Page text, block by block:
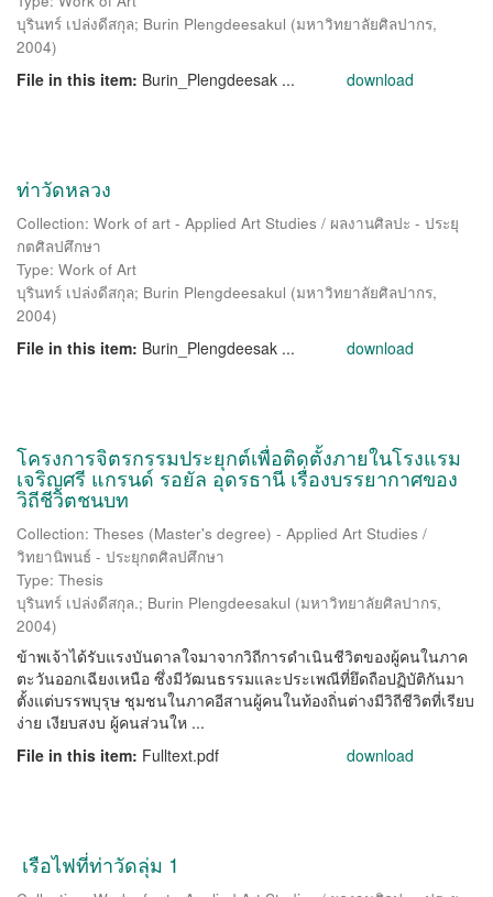
บุรินทร์ เปล่งดีสกุล; Burin Plengdeesakul (มหาวิทยาลัยศิลปากร,
2004)
File in this item: Burin_Plengdeesak ... download
ท่าวัดหลวง
Collection: Work of art - Applied Art Studies / ผลงานศิลปะ - ประยุ
กตศิลปศึกษา
Type: Work of Art
บุรินทร์ เปล่งดีสกุล; Burin Plengdeesakul (มหาวิทยาลัยศิลปากร,
2004)
File in this item: Burin_Plengdeesak ... download
โครงการจิตรกรรมประยุกต์เพื่อติดตั้งภายในโรงแรม
เจริญศรี แกรนด์ รอยัล อุดรธานี เรื่องบรรยากาศของ
วิถีชีวิตชนบท
Collection: Theses (Master's degree) - Applied Art Studies /
วิทยานิพนธ์ - ประยุกตศิลปศึกษา
Type: Thesis
บุรินทร์ เปล่งดีสกุล.; Burin Plengdeesakul (มหาวิทยาลัยศิลปากร,
2004)
ข้าพเจ้าได้รับแรงบันดาลใจมาจากวิถีการดำเนินชีวิตของผู้คนในภาค
ตะวันออกเฉียงเหนือ ซึ่งมีวัฒนธรรมและประเพณีที่ยึดถือปฏิบัติกันมา
ตั้งแต่บรรพบุรุษ ชุมชนในภาคอีสานผู้คนในท้องถิ่นต่างมีวิถีชีวิตที่เรียบ
ง่าย เงียบสงบ ผู้คนส่วนให ...
File in this item: Fulltext.pdf download
เรือไฟที่ท่าวัดลุ่ม 1